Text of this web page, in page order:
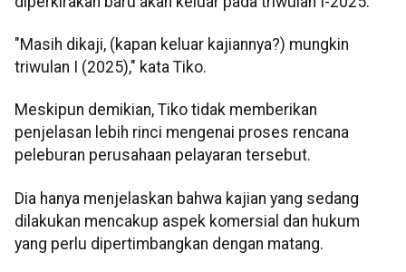
"Masih dikaji, (kapan keluar kajiannya?) mungkin
triwulan I (2025)," kata Tiko.
Meskipun demikian, Tiko tidak memberikan
penjelasan lebih rinci mengenai proses rencana
peleburan perusahaan pelayaran tersebut.
Dia hanya menjelaskan bahwa kajian yang sedang
dilakukan mencakup aspek komersial dan hukum
yang perlu dipertimbangkan dengan matang.